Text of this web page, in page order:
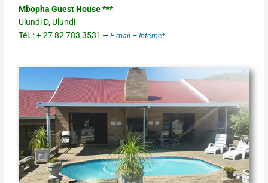
Mbopha Guest House ***
Ulundi D, Ulundi
Tél. : + 27 82 783 3531 –E-mail –Internet